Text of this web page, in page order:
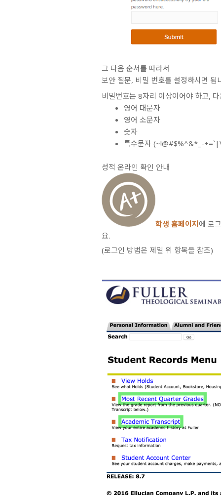
그 다음 순서를 따라서
보안 질문, 비밀 번호를 설정하시면 됩
비밀번호는8자리 이상이어야 하고,
영어 대문자
영어 소문자
숫자
특수문자 (~!@#$%^&*_-
성적 온라인 확인 안내
학생 홈페이지 에 로
요.
(로그인 방법은 제일 위 항목을 참조)